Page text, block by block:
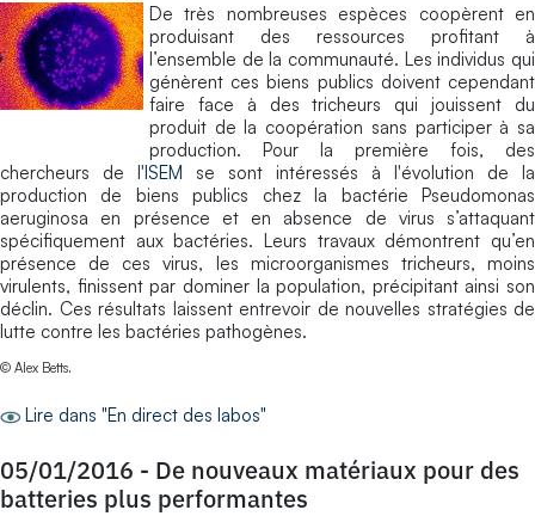
De très nombreuses espèces coopèrent en
produisant des ressources profitant à
l’ensemble de la communauté. Les individus qui
génèrent ces biens publics doivent cependant
faire face à des tricheurs qui jouissent du
produit de la coopération sans participer à sa
production. Pour la première fois, des
chercheurs de l'ISEM se sont intéressés à l'évolution de la
production de biens publics chez la bactérie Pseudomonas
aeruginosa en présence et en absence de virus s’attaquant
spécifiquement aux bactéries. Leurs travaux démontrent qu’en
présence de ces virus, les microorganismes tricheurs, moins
virulents, finissent par dominer la population, précipitant ainsi son
déclin. Ces résultats laissent entrevoir de nouvelles stratégies de
lutte contre les bactéries pathogènes.
© Alex Betts.
Lire dans "En direct des labos"
05/01/2016 - De nouveaux matériaux pour des
batteries plus performantes